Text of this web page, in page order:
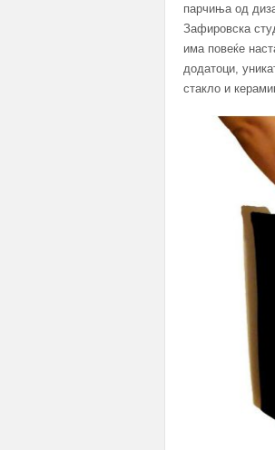
парчиња од
Зафировска
има повеќе
додатоци,
стакло и